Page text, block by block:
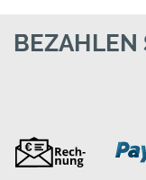
BEZAHLEN